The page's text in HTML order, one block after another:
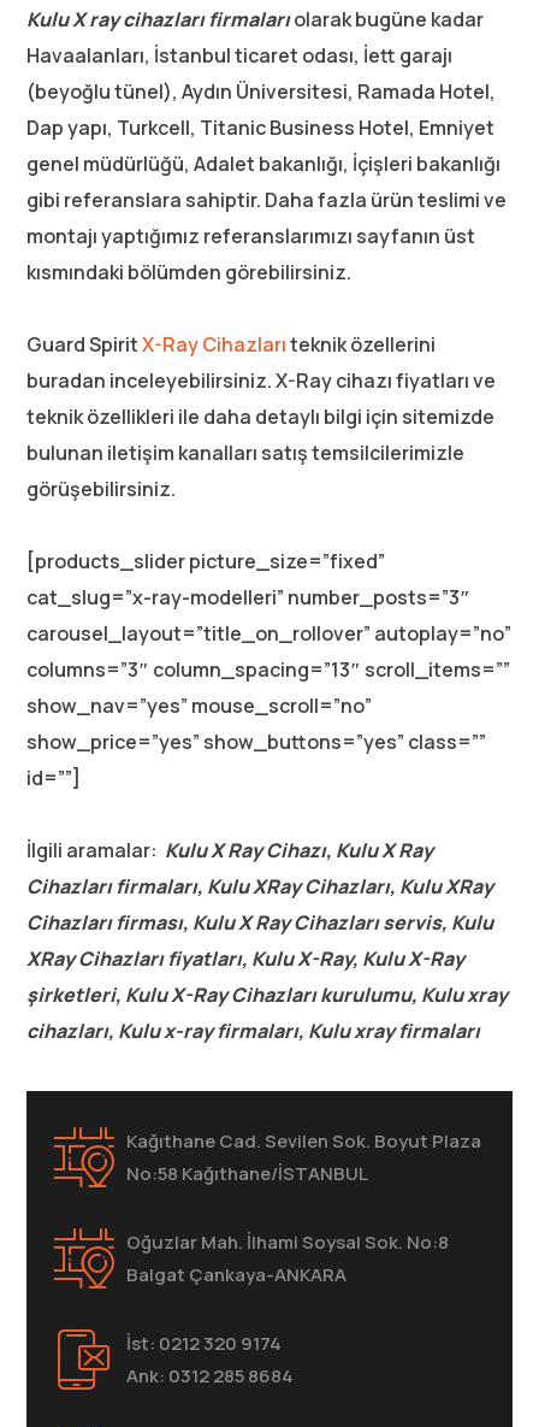
Kulu X ray cihazları firmalarıolarak bugüne kadar
Havaalanları, İstanbul ticaret odası, İett garajı
(beyoğlu tünel), Aydın Üniversitesi, Ramada Hotel,
Dap yapı, Turkcell, Titanic Business Hotel, Emniyet
genel müdürlüğü, Adalet bakanlığı, İçişleri bakanlığı
gibi referanslara sahiptir. Daha fazla ürün teslimi ve
montajı yaptığımız referanslarımızı sayfanın üst
kısmındaki bölümden görebilirsiniz.
Guard SpiritX-Ray Cihazlarıteknik özellerini
buradan inceleyebilirsiniz. X-Ray cihazı fiyatları ve
teknik özellikleri ile daha detaylı bilgi için sitemizde
bulunan iletişim kanalları satış temsilcilerimizle
görüşebilirsiniz.
[products_slider picture_size=”fixed”
cat_slug=”x-ray-modelleri” number_posts=”3″
carousel_layout=”title_on_rollover” autoplay=”no”
columns=”3″ column_spacing=”13″ scroll_items=””
show_nav=”yes” mouse_scroll=”no”
show_price=”yes” show_buttons=”yes” class=””
id=””]
İlgili aramalar: Kulu X Ray Cihazı, Kulu X Ray
Cihazları firmaları, Kulu XRay Cihazları, Kulu XRay
Cihazları firması, Kulu X Ray Cihazları servis, Kulu
XRay Cihazları fiyatları, Kulu X-Ray, Kulu X-Ray
şirketleri, Kulu X-Ray Cihazları kurulumu, Kulu xray
cihazları, Kulu x-ray firmaları, Kulu xray firmaları
Kağıthane Cad. Sevilen Sok. Boyut Plaza
No:58 Kağıthane/İSTANBUL
Oğuzlar Mah. İlhami Soysal Sok. No:8
Balgat Çankaya-ANKARA
İst: 0212 320 9174
Ank: 0312 285 8684